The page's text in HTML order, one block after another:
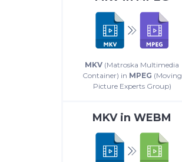
MKV (Matroska Multimedia
Container) in MPEG (Moving
Picture Experts Group)
MKVin WEBM